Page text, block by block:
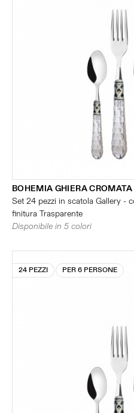
BOHEMIA GHIERA CROMATA
Set 24 pezzi in scatola Gallery -
finitura Trasparente
Disponibile in 5 colori
24 PEZZI PER 6 PERSONE